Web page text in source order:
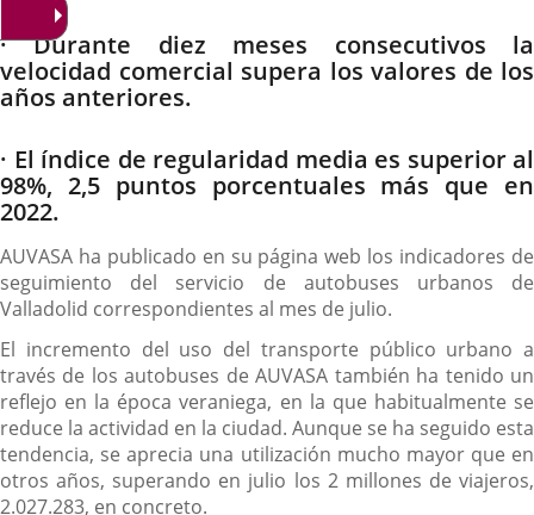
· Durante diez meses consecutivos la
velocidad comercial supera los valores de los
años anteriores.
· El índice de regularidad media es superior al
98%, 2,5 puntos porcentuales más que en
2022.
AUVASA ha publicado en su página web los indicadores de
seguimiento del servicio de autobuses urbanos de
Valladolid correspondientes al mes de julio.
El incremento del uso del transporte público urbano a
través de los autobuses de AUVASA también ha tenido un
reflejo en la época veraniega, en la que habitualmente se
reduce la actividad en la ciudad. Aunque se ha seguido esta
tendencia, se aprecia una utilización mucho mayor que en
otros años, superando en julio los 2 millones de viajeros,
2.027.283, en concreto.